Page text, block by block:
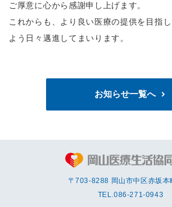
ご厚意に心から感謝申し上げます。
これからも、より良い医療の提供を目指
よう日々邁進してまいります。
お知らせ一覧へ
〒703-8288 岡⼭市中区赤坂本
TEL.086-271-0943